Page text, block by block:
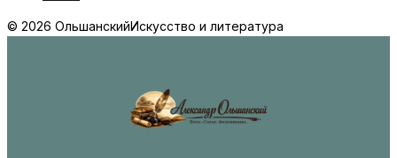
© 2026 ОльшанскийИскусство и литература